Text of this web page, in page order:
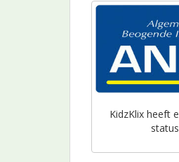
KidzKlix heeft
status